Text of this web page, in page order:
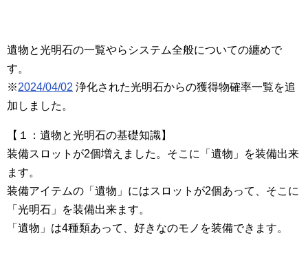
遺物と光明石の一覧やらシステム全般についての纏めで
す。
※2024/04/02 浄化された光明石からの獲得物確率一覧を追
加しました。
【１：遺物と光明石の基礎知識】
装備スロットが2個増えました。そこに「遺物」を装備出来
ます。
装備アイテムの「遺物」にはスロットが2個あって、そこに
「光明石」を装備出来ます。
「遺物」は4種類あって、好きなのモノを装備できます。